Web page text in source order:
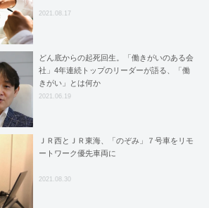
2021.08.17
どん底からの起死回生。「働きがいのある会
社」4年連続トップのリーダーが語る、「働
きがい」とは何か
2021.06.19
ＪＲ西とＪＲ東海、「のぞみ」７号車をリモ
ートワーク優先車両に
2021.08.30